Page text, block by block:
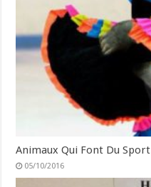
Animaux Qui Font Du Sport
05/10/2016